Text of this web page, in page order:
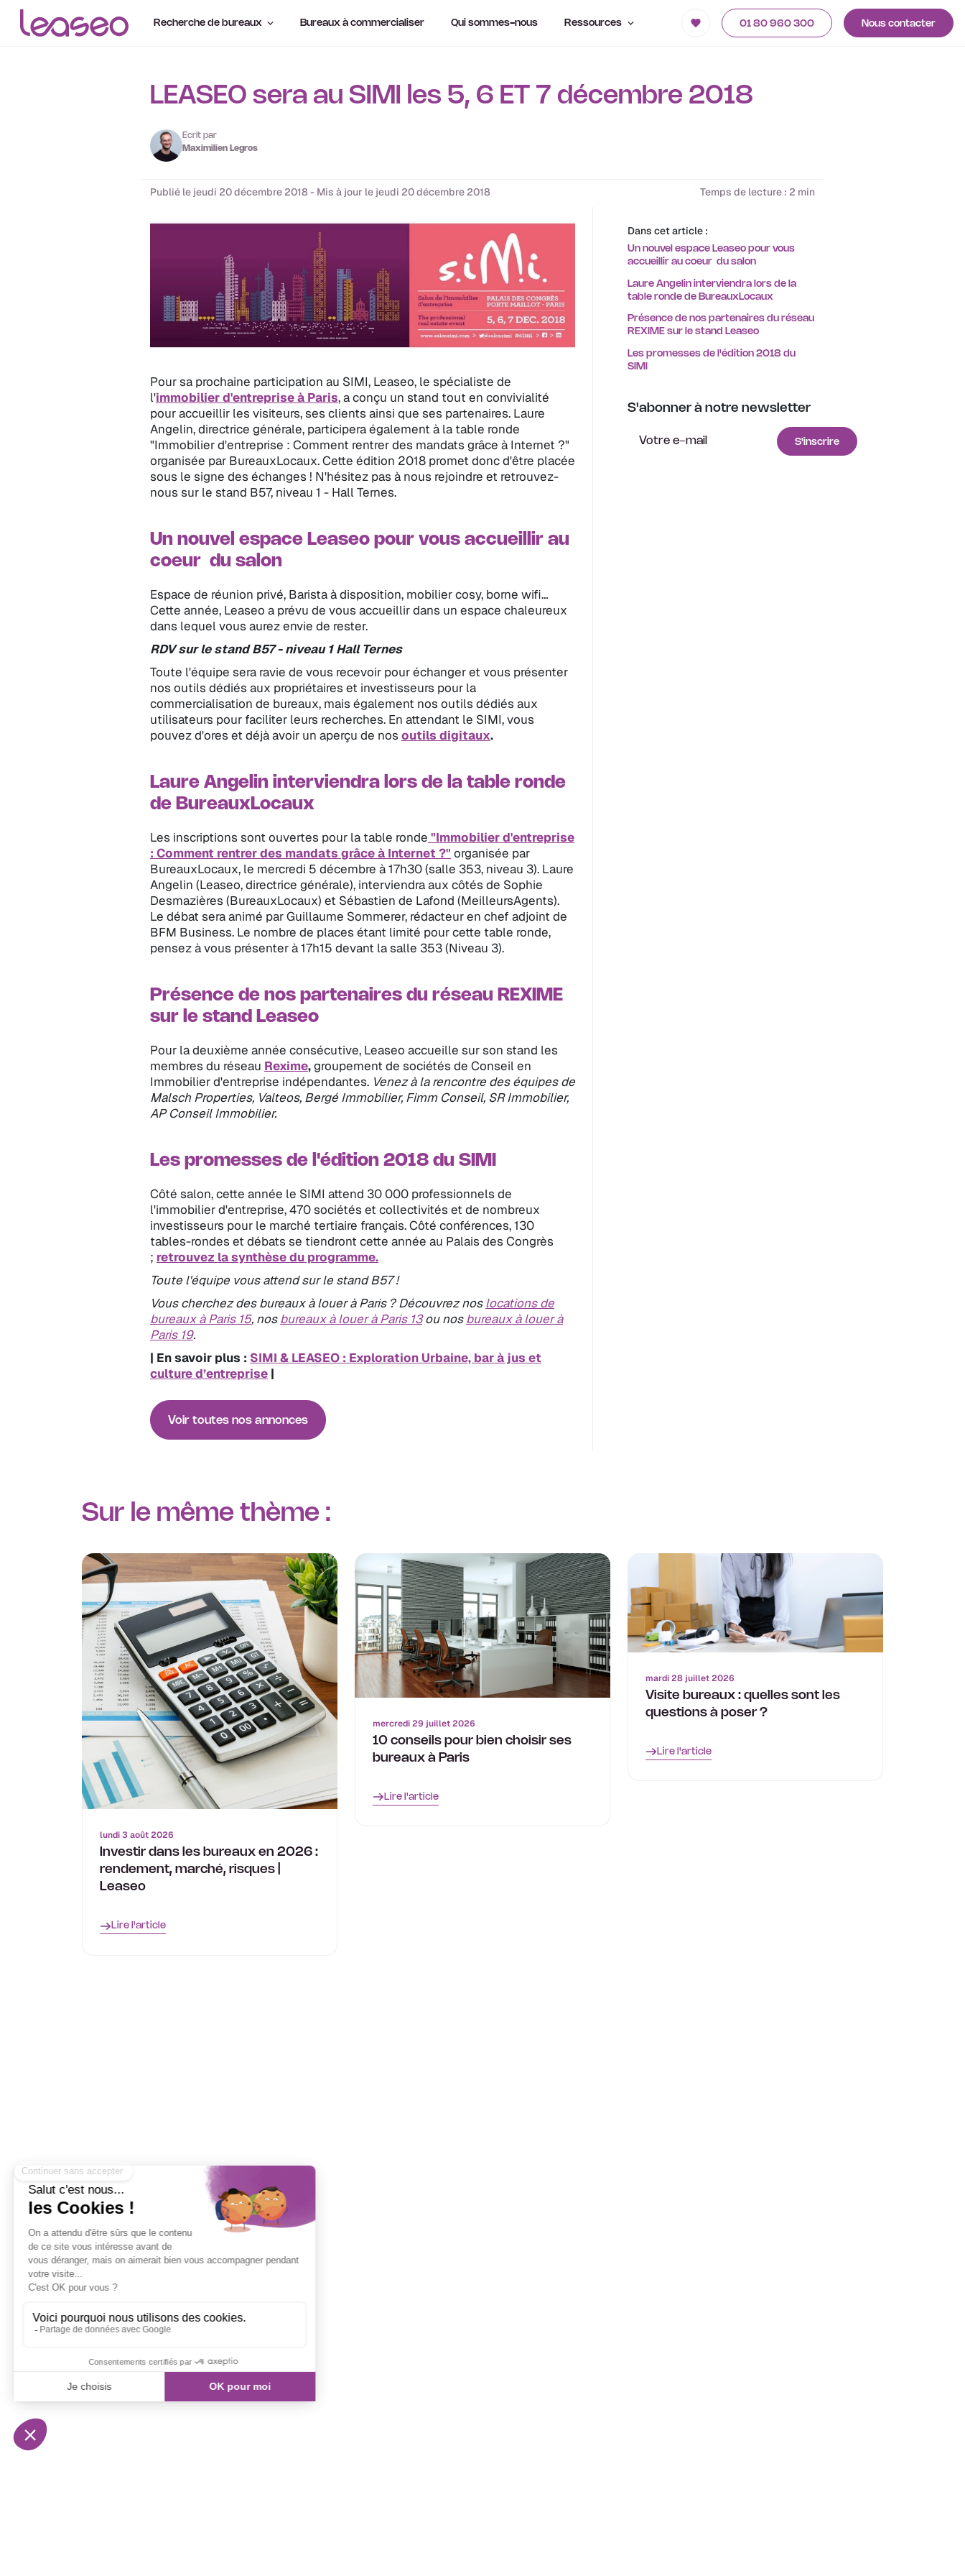
Recherche de bureaux Bureaux à commercialiser Qui sommes-nous Ressources 01 80 960 300 Nous contacter
LEASEO sera au SIMI les 5, 6 ET 7 décembre 2018
Ecrit par
Maximilien Legros
Publié le jeudi 20 décembre 2018 - Mis à jour le jeudi 20 décembre 2018 Temps de lecture : 2 min
Pour sa prochaine participation au SIMI, Leaseo, le spécialiste de
l'immobilier d'entreprise à Paris, a conçu un stand tout en convivialité
pour accueillir les visiteurs, ses clients ainsi que ses partenaires. Laure
Angelin, directrice générale, participera également à la table ronde
"Immobilier d'entreprise : Comment rentrer des mandats grâce à Internet ?"
organisée par BureauxLocaux. Cette édition 2018 promet donc d'être placée
sous le signe des échanges ! N'hésitez pas à nous rejoindre et retrouvez-
nous sur le stand B57, niveau 1 - Hall Ternes.
Un nouvel espace Leaseo pour vous accueillir au
coeur du salon
Espace de réunion privé, Barista à disposition, mobilier cosy, borne wifi…
Cette année, Leaseo a prévu de vous accueillir dans un espace chaleureux
dans lequel vous aurez envie de rester.
RDV sur le stand B57 - niveau 1 Hall Ternes
Toute l'équipe sera ravie de vous recevoir pour échanger et vous présenter
nos outils dédiés aux propriétaires et investisseurs pour la
commercialisation de bureaux, mais également nos outils dédiés aux
utilisateurs pour faciliter leurs recherches. En attendant le SIMI, vous
pouvez d'ores et déjà avoir un aperçu de nosoutils digitaux.
Laure Angelin interviendra lors de la table ronde
de BureauxLocaux
Les inscriptions sont ouvertes pour la table ronde "Immobilier d'entreprise
: Comment rentrer des mandats grâce à Internet ?" organisée par
BureauxLocaux, le mercredi 5 décembre à 17h30 (salle 353, niveau 3). Laure
Angelin (Leaseo, directrice générale), interviendra aux côtés de Sophie
Desmazières (BureauxLocaux) et Sébastien de Lafond (MeilleursAgents).
Le débat sera animé par Guillaume Sommerer, rédacteur en chef adjoint de
BFM Business. Le nombre de places étant limité pour cette table ronde,
pensez à vous présenter à 17h15 devant la salle 353 (Niveau 3).
Présence de nos partenaires du réseau REXIME
sur le stand Leaseo
Pour la deuxième année consécutive, Leaseo accueille sur son stand les
membres du réseau Rexime,groupement de sociétés de Conseil en
Immobilier d'entreprise indépendantes. Venez à la rencontre des équipes de
Malsch Properties, Valteos, Bergé Immobilier, Fimm Conseil, SR Immobilier,
AP Conseil Immobilier.
Les promesses de l'édition 2018 du SIMI
Côté salon, cette année le SIMI attend 30 000 professionnels de
l'immobilier d'entreprise, 470 sociétés et collectivités et de nombreux
investisseurs pour le marché tertiaire français. Côté conférences, 130
tables-rondes et débats se tiendront cette année au Palais des Congrès
; retrouvez la synthèse du programme.
Toute l'équipe vous attend sur le stand B57 !
Vous cherchez des bureaux à louer à Paris ? Découvrez noslocations de
bureaux à Paris 15, nosbureaux à louer à Paris 13ou nosbureaux à louer à
Paris 19.
| En savoir plus : SIMI & LEASEO : Exploration Urbaine, bar à jus et
culture d’entreprise |
Voir toutes nos annonces
Dans cet article :
Un nouvel espace Leaseo pour vous
accueillir au coeur du salon
Laure Angelin interviendra lors de la
table ronde de BureauxLocaux
Présence de nos partenaires du réseau
REXIME sur le stand Leaseo
Les promesses de l'édition 2018 du
SIMI
S'abonner à notre newsletter
Sur le même thème :
lundi 3 août 2026
Investir dans les bureaux en 2026 :
rendement, marché, risques |
Leaseo
Lire l'article
mercredi 29 juillet 2026
10 conseils pour bien choisir ses
bureaux à Paris
Lire l'article
mardi 28 juillet 2026
Visite bureaux : quelles sont les
questions à poser ?
Lire l'article